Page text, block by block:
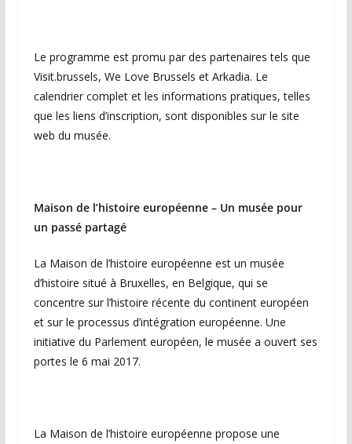
Le programme est promu par des partenaires tels que
Visit.brussels, We Love Brussels et Arkadia. Le
calendrier complet et les informations pratiques, telles
que les liens d’inscription, sont disponibles sur le site
web du musée.
Maison de l’histoire européenne – Un musée pour
un passé partagé
La Maison de l’histoire européenne est un musée
d’histoire situé à Bruxelles, en Belgique, qui se
concentre sur l’histoire récente du continent européen
et sur le processus d’intégration européenne. Une
initiative du Parlement européen, le musée a ouvert ses
portes le 6 mai 2017.
La Maison de l’histoire européenne propose une